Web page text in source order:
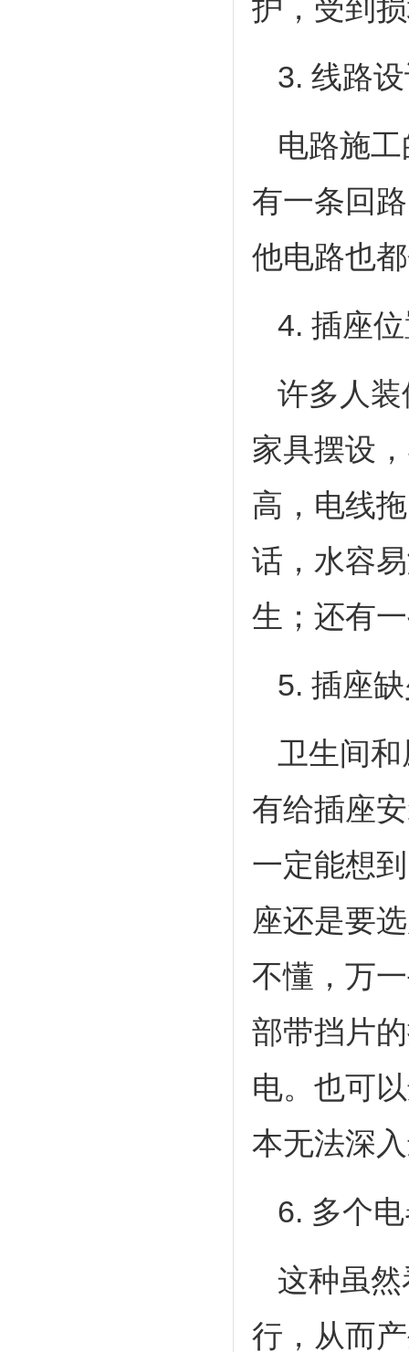
护，受到
3. 线路
电路施
有一条回
他电路也
4. 插座
许多人
家具摆设
高，电线
话，水容
生；还有
5. 插座
卫生间
有给插座
一定能想
座还是要
不懂，万
部带挡片
电。也可
本无法深
6. 多个
这种虽
行，从而